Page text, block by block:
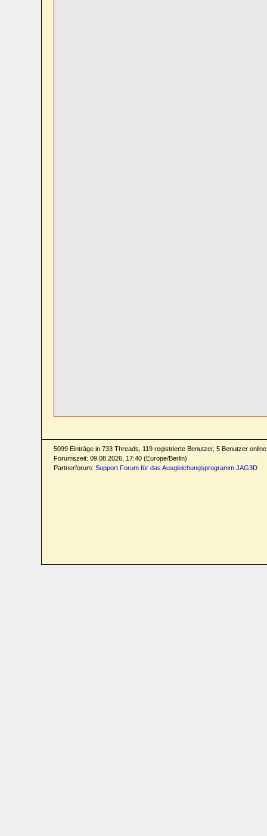
5099 Einträge in 733 Threads, 119 registrierte Benutzer, 5 Benutzer
Forumszeit: 09.08.2026, 17:40 (Europe/Berlin)
Partnerforum: Support Forum für das Ausgleichungsprogramm JAG3D